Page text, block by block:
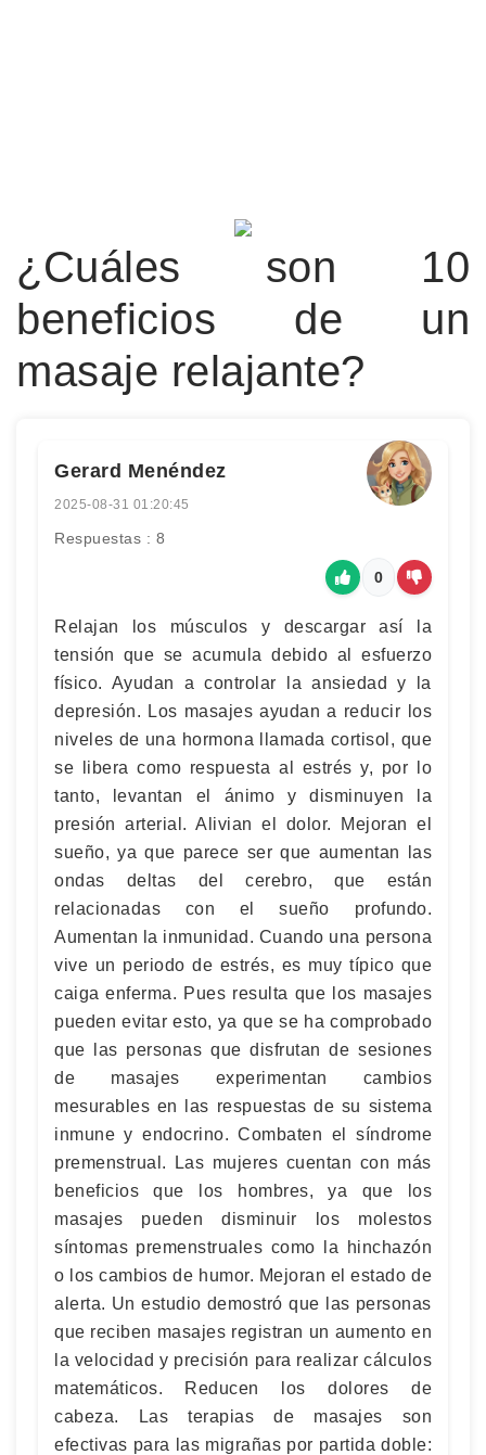
¿Cuáles son 10
beneficios de un
masaje relajante?
Gerard Menéndez
2025-08-31 01:20:45
Respuestas : 8
0
Relajan los músculos y descargar así la
tensión que se acumula debido al esfuerzo
físico. Ayudan a controlar la ansiedad y la
depresión. Los masajes ayudan a reducir los
niveles de una hormona llamada cortisol, que
se libera como respuesta al estrés y, por lo
tanto, levantan el ánimo y disminuyen la
presión arterial. Alivian el dolor. Mejoran el
sueño, ya que parece ser que aumentan las
ondas deltas del cerebro, que están
relacionadas con el sueño profundo.
Aumentan la inmunidad. Cuando una persona
vive un periodo de estrés, es muy típico que
caiga enferma. Pues resulta que los masajes
pueden evitar esto, ya que se ha comprobado
que las personas que disfrutan de sesiones
de masajes experimentan cambios
mesurables en las respuestas de su sistema
inmune y endocrino. Combaten el síndrome
premenstrual. Las mujeres cuentan con más
beneficios que los hombres, ya que los
masajes pueden disminuir los molestos
síntomas premenstruales como la hinchazón
o los cambios de humor. Mejoran el estado de
alerta. Un estudio demostró que las personas
que reciben masajes registran un aumento en
la velocidad y precisión para realizar cálculos
matemáticos. Reducen los dolores de
cabeza. Las terapias de masajes son
efectivas para las migrañas por partida doble: